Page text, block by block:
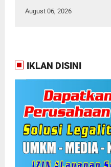
August 06, 2026
IKLAN DISINI